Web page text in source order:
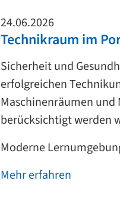
24.06.2026
Technikraum im
Sicherheit und
erfolgreichen
Maschinenräumen
berücksichtigt werden
Moderne
Mehr erfahren